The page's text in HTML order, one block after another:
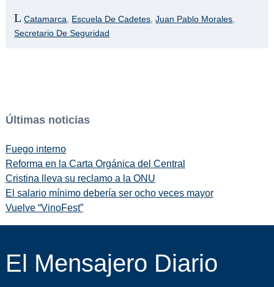
Catamarca Escuela De Cadetes ,Juan Pablo Morales
Secretario De Seguridad
Últimas noticias
Fuego interno
Reforma en la Carta Orgánica del Central
Cristina lleva su reclamo a la ONU
El salario mínimo debería ser ocho veces mayor
Vuelve “VinoFest”
El Mensajero Diario